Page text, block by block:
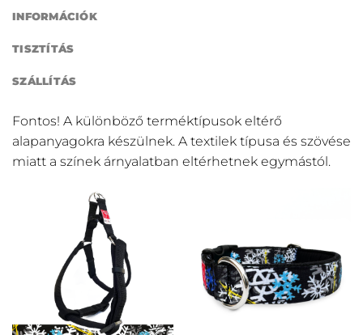
INFORMÁCIÓK
TISZTÍTÁS
SZÁLLÍTÁS
Fontos! A különböző terméktípusok eltérő
alapanyagokra készülnek. A textilek típusa és szövése
miatt a színek árnyalatban eltérhetnek egymástól.